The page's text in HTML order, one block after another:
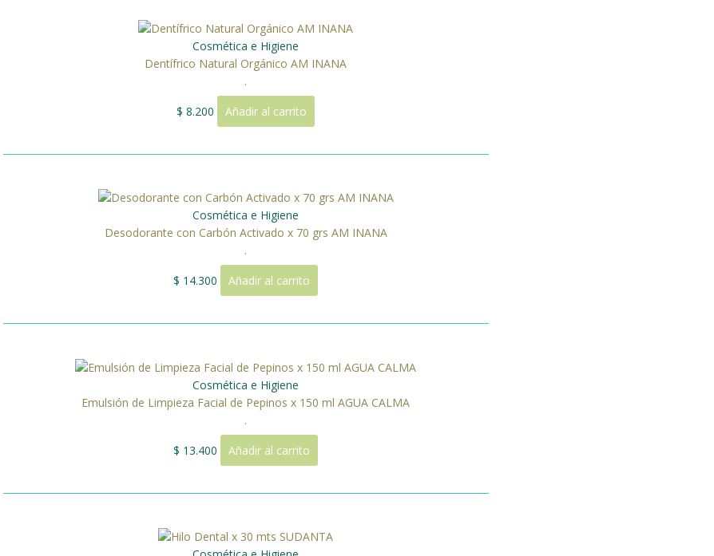
Cosmética e Higiene
Dentífrico Natural Orgánico AM INANA
.
$ 8.200 Añadir al carrito
Cosmética e Higiene
Desodorante con Carbón Activado x 70 grs AM INANA
.
$ 14.300 Añadir al carrito
Cosmética e Higiene
Emulsión de Limpieza Facial de Pepinos x 150 ml AGUA CALMA
.
$ 13.400 Añadir al carrito